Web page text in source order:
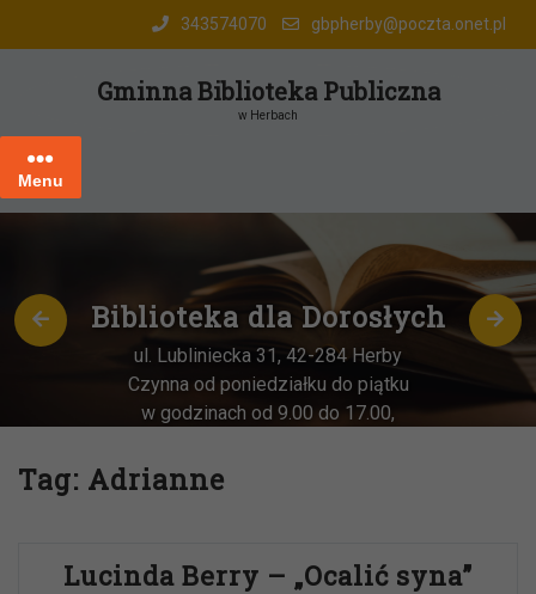
343574070 gbpherby@poczta.onet.pl
Gminna Biblioteka Publiczna
w Herbach
Menu
Biblioteka dla Dorosłych
ul. Lubliniecka 31, 42-284 Herby
Czynna od poniedziałku do piątku
w godzinach od 9.00 do 17.00,
w godz. 9:00-13:00
Tag: Adrianne
Lucinda Berry – „Ocalić syna”